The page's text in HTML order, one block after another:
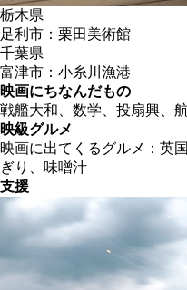
栃木県
足利市：栗田美術館
千葉県
富津市：小糸川漁港
映画にちなんだもの
戦艦大和、数学、投扇興、
映級グルメ
映画に出てくるグルメ：英
ぎり、味噌汁
支援